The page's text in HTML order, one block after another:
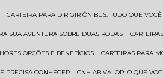
CARTEIRA PARA DIRIGIR ÔNIBUS: TUDO QUE
SUA AVENTURA SOBRE DUAS RODAS
OPÇÕES E BENEFÍCIOS CARTEIRAS PARA
PRECISA CONHECER CNH AB VALOR: O QUE